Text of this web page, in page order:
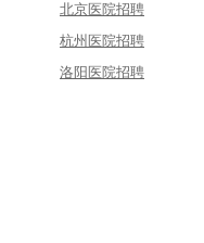
北京医院招聘
杭州医院招聘
洛阳医院招聘